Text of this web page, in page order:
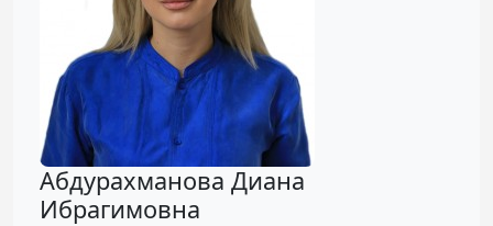
Абдурахманова Диана
Ибрагимовна